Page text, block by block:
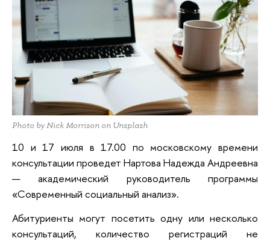
Photo by Nick Morrison on Unsplash
10 и 17 июля в 17.00 по московскому времени
консультации проведет Нартова Надежда Андреевна
— академический руководитель программы
«Современный социальный анализ».
Абитуриенты могут посетить одну или несколько
консультаций, количество регистраций не